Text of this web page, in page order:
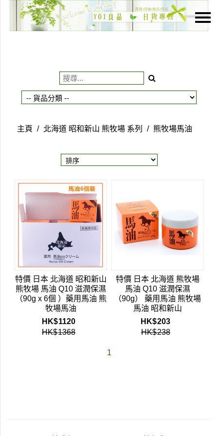
主頁
貨品分類
購物車
語言
主頁 / 北海道 昭和新山 熊牧場 系列 / 熊牧場馬油
特價 日本 北海道 昭和新山
熊牧場 馬油 Q10 滋潤保濕
（90g x 6個 ）藥用馬油 熊
牧場馬油
HK$1120
HK$1368
特價 日本 北海道 熊牧場
馬油 Q10 滋潤保濕
（90g） 藥用馬油 熊牧場
馬油 昭和新山
HK$203
HK$238
1